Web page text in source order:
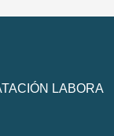
LABORA